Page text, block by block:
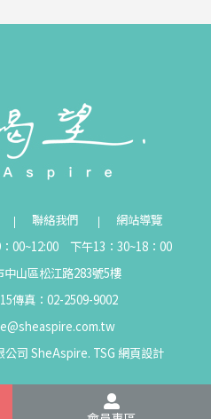
聯絡我們
網站導覽
00~12:00 下午13：30~18：00
山區松江路283號5樓
傳真：02-2509-9002
公司 SheAspire. TSG 網頁設計